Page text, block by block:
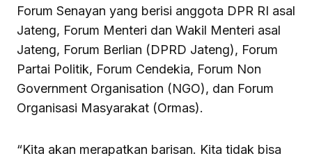
Forum Senayan yang berisi anggota DPR RI asal
Jateng, Forum Menteri dan Wakil Menteri asal
Jateng, Forum Berlian (DPRD Jateng), Forum
Partai Politik, Forum Cendekia, Forum Non
Government Organisation (NGO), dan Forum
Organisasi Masyarakat (Ormas).
“Kita akan merapatkan barisan. Kita tidak bisa